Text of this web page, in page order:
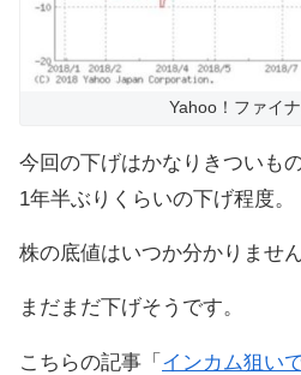
Yahoo！ファイ
今回の下げはかなりきついも
1年半ぶりくらいの下げ程度。
株の底値はいつか分かりません
まだまだ下げそうです。
こちらの記事「 インカム狙い